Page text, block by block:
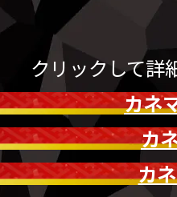
クリックして詳
カネ
カ
カ